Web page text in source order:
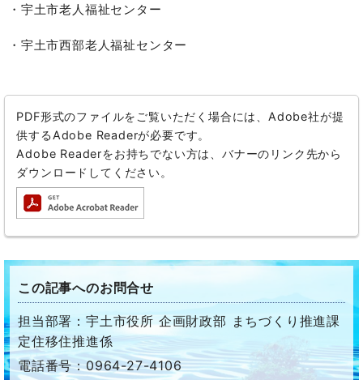
・宇土市老人福祉センター
・宇土市西部老人福祉センター
PDF形式のファイルをご覧いただく場合には、Adobe社が提
供するAdobe Readerが必要です。
Adobe Readerをお持ちでない方は、バナーのリンク先から
ダウンロードしてください。
この記事へのお問合せ
担当部署：宇土市役所 企画財政部 まちづくり推進課
定住移住推進係
電話番号：0964-27-4106